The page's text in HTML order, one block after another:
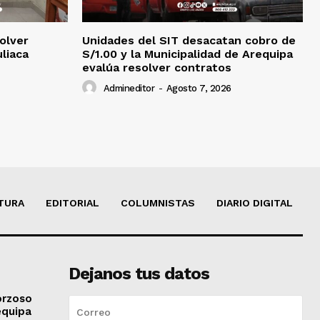
Unidades del SIT desacatan cobro de
S/1.00 y la Municipalidad de Arequipa
evalúa resolver contratos
Admineditor - Agosto 7, 2026
EDITORIAL COLUMNISTAS DIARIO DIGITAL
Dejanos tus datos